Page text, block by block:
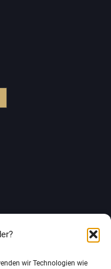
wir Technologien wie